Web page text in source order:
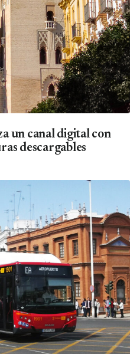
un canal digital con
descargables